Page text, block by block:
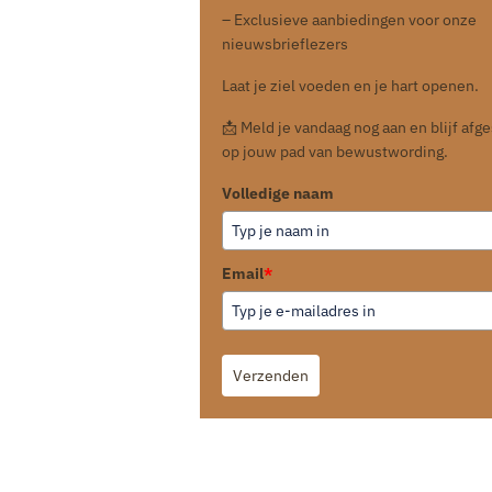
– Exclusieve aanbiedingen voor onze
nieuwsbrieflezers
Laat je ziel voeden en je hart openen.
📩 Meld je vandaag nog aan en blijf
op jouw pad van bewustwording.
Volledige naam
Email*
Verzenden